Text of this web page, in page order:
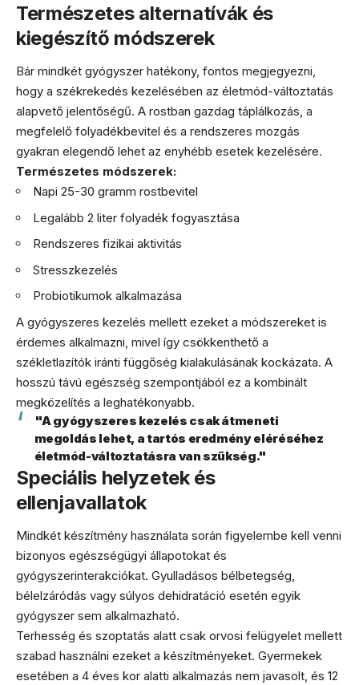
Természetes alternatívák és
kiegészítő módszerek
Bár mindkét gyógyszer hatékony, fontos megjegyezni,
hogy a székrekedés kezelésében az életmód-változtatás
alapvető jelentőségű. A rostban gazdag táplálkozás, a
megfelelő folyadékbevitel és a rendszeres mozgás
gyakran elegendő lehet az enyhébb esetek kezelésére.
Természetes módszerek:
Napi 25-30 gramm rostbevitel
Legalább 2 liter folyadék fogyasztása
Rendszeres fizikai aktivitás
Stresszkezelés
Probiotikumok alkalmazása
A gyógyszeres kezelés mellett ezeket a módszereket is
érdemes alkalmazni, mivel így csökkenthető a
székletlazítók iránti függőség kialakulásának kockázata. A
hosszú távú egészség szempontjából ez a kombinált
megközelítés a leghatékonyabb.
"A gyógyszeres kezelés csak átmeneti
megoldás lehet, a tartós eredmény eléréséhez
életmód-változtatásra van szükség."
Speciális helyzetek és
ellenjavallatok
Mindkét készítmény használata során figyelembe kell venni
bizonyos egészségügyi állapotokat és
gyógyszerinterakciókat. Gyulladásos bélbetegség,
bélelzáródás vagy súlyos dehidratáció esetén egyik
gyógyszer sem alkalmazható.
Terhesség és szoptatás alatt csak orvosi felügyelet mellett
szabad használni ezeket a készítményeket. Gyermekek
esetében a 4 éves kor alatti alkalmazás nem javasolt, és 12